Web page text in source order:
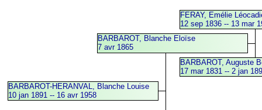
BARBAROT-HERANVAL, Blanche Louise
10 jan 1891 -- 16 avr 1958
BARBAROT, Blanche Eloïse
7 avr 1865
FERAY, Emélie
12 sep 1836 -- 13 mar
BARBAROT, Auguste
17 mar 1831 -- 2 jan